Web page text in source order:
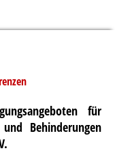
für
Behinderungen